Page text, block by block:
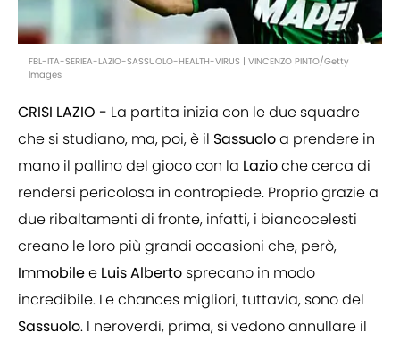
FBL-ITA-SERIEA-LAZIO-SASSUOLO-HEALTH-VIRUS | VINCENZO PINTO/Getty
Images
CRISI LAZIO - La partita inizia con le due squadre
che si studiano, ma, poi, è il Sassuoloa prendere in
mano il pallino del gioco con la Lazioche cerca di
rendersi pericolosa in contropiede. Proprio grazie a
due ribaltamenti di fronte, infatti, i biancocelesti
creano le loro più grandi occasioni che, però,
Immobilee LuisAlberto sprecano in modo
incredibile. Le chances migliori, tuttavia, sono del
Sassuolo. I neroverdi, prima, si vedono annullare il